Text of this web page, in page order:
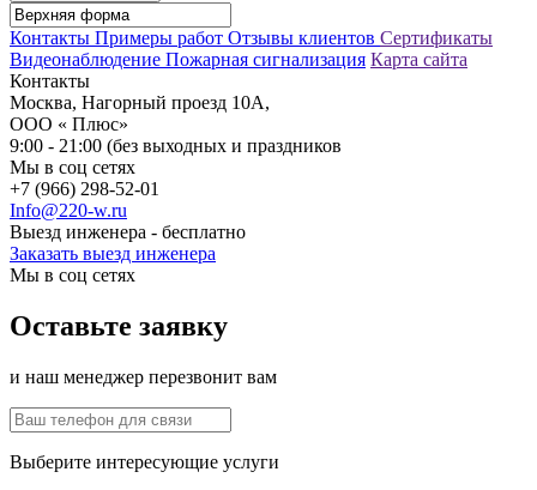
Контакты Примеры работ Отзывы клиентов Сертификаты
Видеонаблюдение Пожарная сигнализация Карта сайта
Контакты
Москва, Нагорный проезд 10А,
ООО « Плюс»
9:00 - 21:00 (без выходных и праздников
Мы в соц сетях
+7 (966) 298-52-01
Info@220-w.ru
Выезд инженера - бесплатно
Заказать выезд инженера
Мы в соц сетях
Оставьте заявку
и наш менеджер перезвонит вам
Выберите интересующие услуги